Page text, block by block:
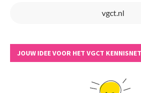
vgct.nl
JOUW IDEE VOOR HET VGCT KENNISNET